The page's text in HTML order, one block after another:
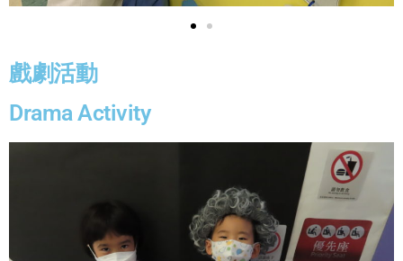
戲劇活動
Drama Activity